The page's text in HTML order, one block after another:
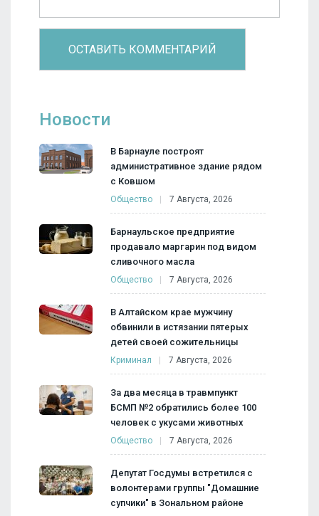
Новости
В Барнауле построят
административное здание рядом
с Ковшом
Общество 7 Августа, 2026
Барнаульское предприятие
продавало маргарин под видом
сливочного масла
Общество 7 Августа, 2026
В Алтайском крае мужчину
обвинили в истязании пятерых
детей своей сожительницы
Криминал 7 Августа, 2026
За два месяца в травмпункт
БСМП №2 обратились более 100
человек с укусами животных
Общество 7 Августа, 2026
Депутат Госдумы встретился с
волонтерами группы "Домашние
супчики" в Зональном районе